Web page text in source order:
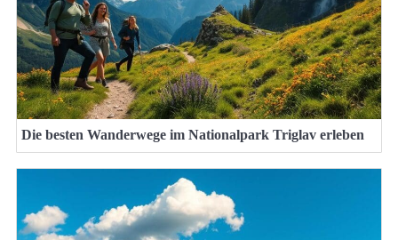
Die besten Wanderwege im Nationalpark Triglav erleben